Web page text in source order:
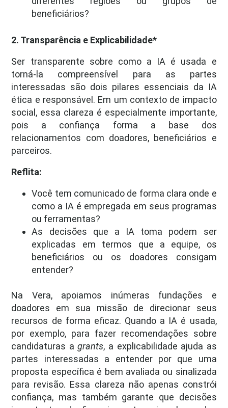
beneficiários?
2. Transparência e Explicabilidade*
Ser transparente sobre como a IA é usada e
torná-la compreensível para as partes
interessadas são dois pilares essenciais da IA
ética e responsável. Em um contexto de impacto
social, essa clareza é especialmente importante,
pois a confiança forma a base dos
relacionamentos com doadores, beneficiários e
parceiros.
Reflita:
Você tem comunicado de forma clara onde e
como a IA é empregada em seus programas
ou ferramentas?
As decisões que a IA toma podem ser
explicadas em termos que a equipe, os
beneficiários ou os doadores consigam
entender?
Na Vera, apoiamos inúmeras fundações e
doadores em sua missão de direcionar seus
recursos de forma eficaz. Quando a IA é usada,
por exemplo, para fazer recomendações sobre
candidaturas agrants, a explicabilidade ajuda as
partes interessadas a entender por que uma
proposta específica é bem avaliada ou sinalizada
para revisão. Essa clareza não apenas constrói
confiança, mas também garante que decisões